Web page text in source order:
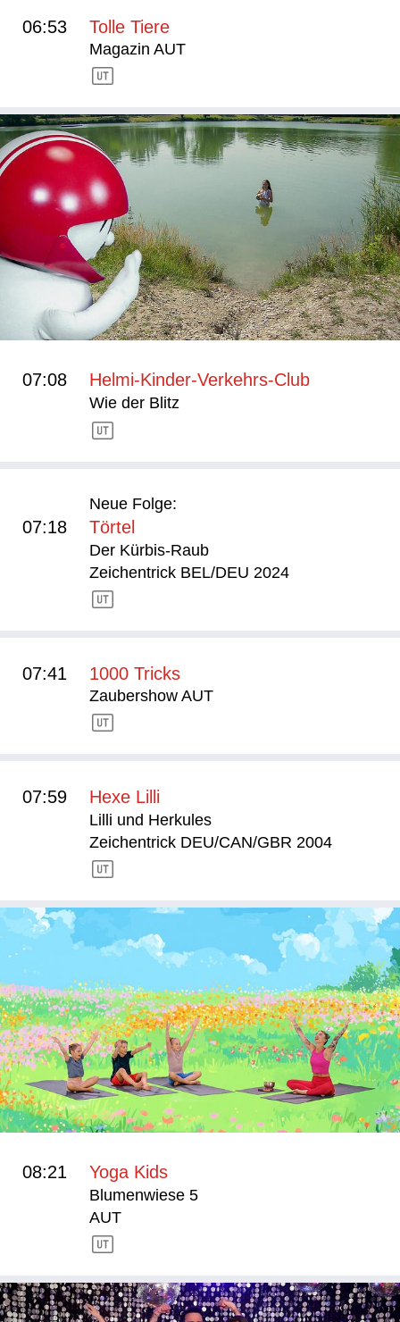
06:53 Tolle Tiere
Magazin AUT
07:08 Helmi-Kinder-Verkehrs-Club
Wie der Blitz
Neue Folge:
07:18 Törtel
Der Kürbis-Raub
Zeichentrick BEL/DEU 2024
07:41 1000 Tricks
Zaubershow AUT
07:59 Hexe Lilli
Lilli und Herkules
Zeichentrick DEU/CAN/GBR 2004
08:21 Yoga Kids
Blumenwiese 5
AUT